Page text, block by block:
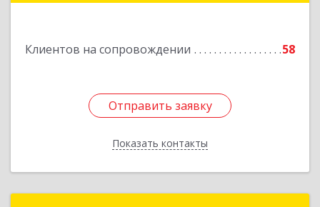
Клиентов на сопровождении 58
Отправить заявку
Показать контакты
Отправить заявку
Назад